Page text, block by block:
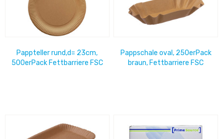
Pappteller rund,d= 23cm,
500erPack Fettbarriere FSC
Pappschale oval, 250erPack
braun, Fettbarriere FSC